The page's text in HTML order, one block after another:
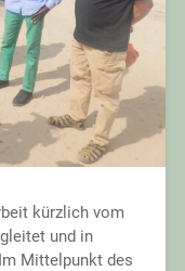
kürzlich vom
und in
Mittelpunkt des